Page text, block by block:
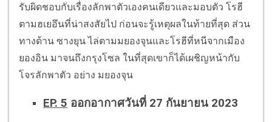
รับผิดชอบกับเรื่องลักพาตัวเองคนเดียวและมอบตัว โรฮี
ตามฮเยอึนที่น่าสงสัยไป ก่อนจะรู้เหตุผลในท้ายที่สุด ส่วน
ทางด้าน ซางยุน ไล่ตามมยองจุนและโรฮีที่หนีจากเมือง
ยองอิน มาจนถึงกรุงโซล ในที่สุดเขาก็ได้เผชิญหน้ากับ
โจรลักพาตัว อย่าง มยองจุน
EP. 5 ออกอากาศวันที่ 27 กันยายน 2023